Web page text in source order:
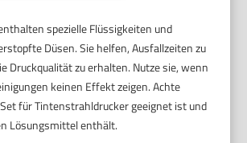
spezielle Flüssigkeiten und
Düsen. Sie helfen, Ausfallzeiten zu
Druckqualität zu erhalten. Nutze sie, wenn
keinen Effekt zeigen. Achte
für Tintenstrahldrucker geeignet ist und
Lösungsmittel enthält.